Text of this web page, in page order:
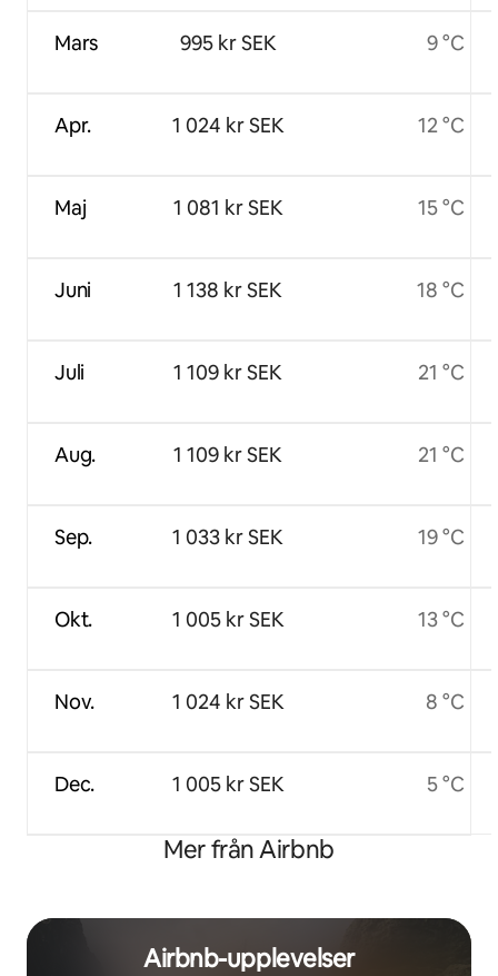
Mars
Apr.
Maj
Juni
Juli
Aug.
Sep.
Okt.
Nov.
Dec.
995 kr SEK
1 024 kr SEK
1 081 kr SEK
1 138 kr SEK
1 109 kr SEK
1 109 kr SEK
1 033 kr SEK
1 005 kr SEK
1 024 kr SEK
1 005 kr SEK
9 °C
12 °C
15 °C
18 °C
21 °C
21 °C
19 °C
13 °C
8 °C
5 °C
Mer från Airbnb
Airbnb-upplevelser